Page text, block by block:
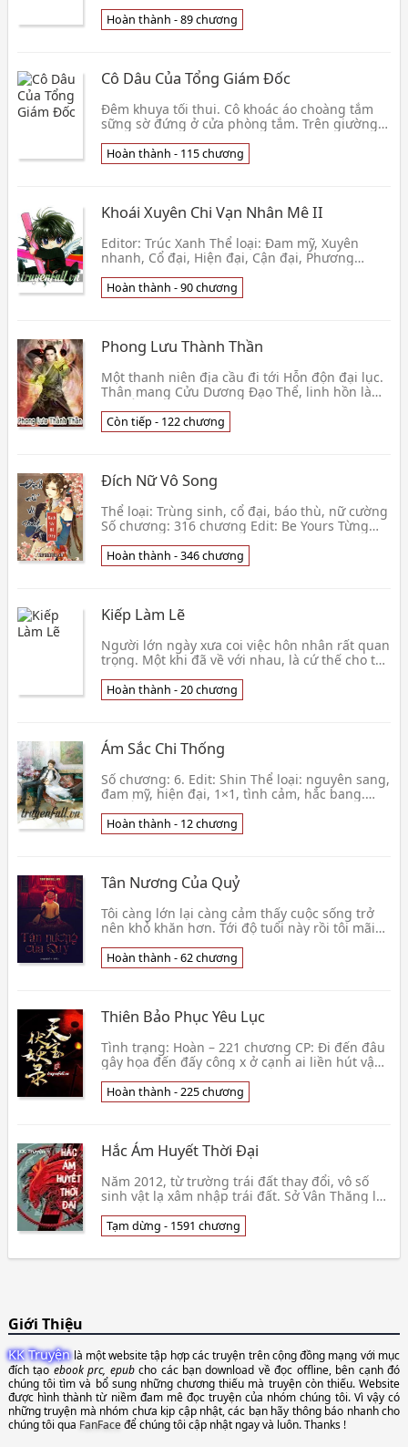
lưỡng đạo. Từ nhỏ cô đã thành thạo sử dụng
các loại vũ khí nóng lạnh.... Lãnh ngạo lại bá
Hoàn thành - 89 chương
Cô Dâu Của Tổng Giám Đốc
Đêm khuya tối thui. Cô khoác áo choàng tắm
sững sờ đứng ở cửa phòng tắm. Trên giường
quít với nhau, phát ra âm thanh xấu hổ. Cô
thật sự rất muốn khóc, bởi v
Hoàn thành - 115 chương
Khoái Xuyên Chi Vạn Nhân Mê II
Editor: Trúc Xanh Thể loại: Đam mỹ, Xuyên
nhanh, Cổ đại, Hiện đại, Cận đại, Phương
Tình trạn
Hoàn thành - 90 chương
Phong Lưu Thành Thần
Một thanh niên địa cầu đi tới Hỗn độn đại lục.
Thân mang Cửu Dương Đạo Thể, linh hồn là
sáng tạo ra Âm Dương Đạo Thể. Âm Dương kết
hợp, thái cực điều hòa. Hắn
Còn tiếp - 122 chương
Đích Nữ Vô Song
Thể loại: Trùng sinh, cổ đại, báo thù, nữ cường
Số chương: 316 chương Edit: Be Yours Từng
thân, lú
Hoàn thành - 346 chương
Kiếp Làm Lẽ
Người lớn ngày xưa coi việc hôn nhân rất quan
trọng. Một khi đã về với nhau, là cứ thế cho tới
ly hôn. Đàn bà mà trải qua cuộc hôn nhân đầu,
người ta xầm xì bàn tán, nói móc đủ kiểu...Phụ
Hoàn thành - 20 chương
Ám Sắc Chi Thống
Số chương: 6. Edit: Shin Thể loại: nguyên sang,
đam mỹ, hiện đại, 1×1, tình cảm, hắc bang.
trộn v
Hoàn thành - 12 chương
Tân Nương Của Quỷ
Tôi càng lớn lại càng cảm thấy cuộc sống trở
nên khỏ khăn hơn. Tới độ tuổi này rồi tôi mãi
không t
Hoàn thành - 62 chương
Thiên Bảo Phục Yêu Lục
Tình trạng: Hoàn – 221 chương CP: Đi đến đâu
gây họa đến đấy công x ở cạnh ai liền hút vận
HE,
Hoàn thành - 225 chương
Hắc Ám Huyết Thời Đại
Năm 2012, từ trường trái đất thay đổi, vô số
sinh vật lạ xâm nhập trái đất. Sở Vân Thăng là
quyển sách cổ của dòng họ. Nhờ cuốn sách cổ
này mà Sở Vân Thăng có thể dự đoán trước
được tai họa sắp xảy ra và chủ động dùng các
Tạm dừng - 1591 chương
Giới Thiệu
KK Truyệnlà một website tập hợp các truyện trên cộng đồng mạng với mục
đích tạoebook prc, epubcho các bạn download về đọc offline, bên cạnh đó
chúng tôi tìm và bổ sung những chương thiếu mà truyện còn thiếu. Website
được hình thành từ niềm đam mê đọc truyện của nhóm chúng tôi. Vì vậy có
những truyện mà nhóm chưa kịp cập nhật, các bạn hãy thông báo nhanh cho
chúng tôi qua FanFaceđể chúng tôi cập nhật ngay và luôn. Thanks !